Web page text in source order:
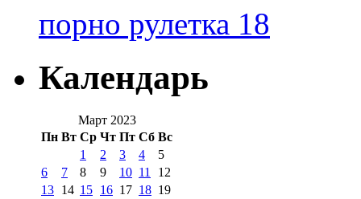
порно рулетка 18
Календарь
Март 2023
Пн Вт Ср Чт Пт Сб Вс
1 2 3 4
5
6
7 8 9 10 11
12
13 14 15 16 17 18 19